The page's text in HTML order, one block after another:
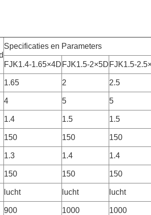
Specificaties en Parameters
FJK1.4-1.65×4D FJK1.5-2×5D FJK1.5-
1.65 2 2.5
4 5 5
1.4 1.5 1.5
150 150 150
1.3 1.4 1.4
150 150 150
lucht lucht lucht
900 1000 1000